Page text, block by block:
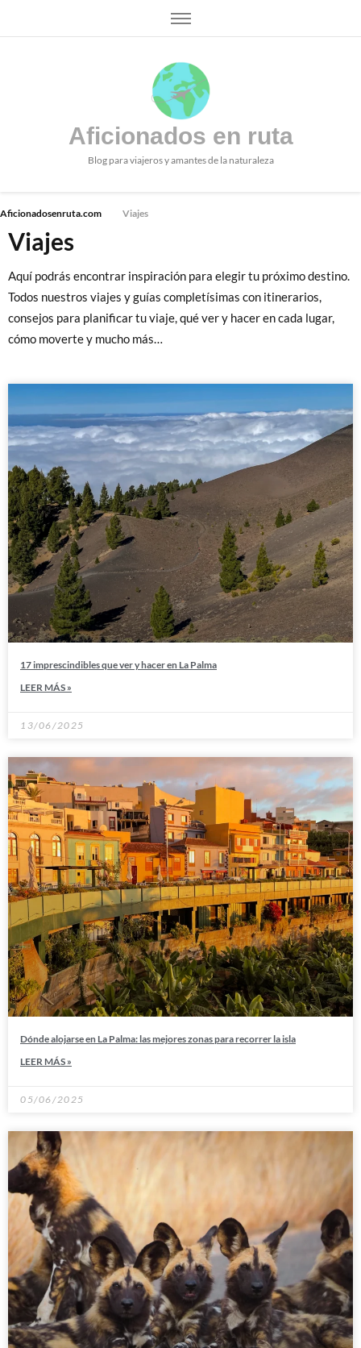
Aficionados en ruta
Blog para viajeros y amantes de la naturaleza
Aficionadosenruta.com Viajes
Viajes
Aquí podrás encontrar inspiración para elegir tu próximo destino.
Todos nuestros viajes y guías completísimas con itinerarios,
consejos para planificar tu viaje, qué ver y hacer en cada lugar,
cómo moverte y mucho más…
17 imprescindibles que ver y hacer en La Palma
LEER MÁS »
13/06/2025
Dónde alojarse en La Palma: las mejores zonas para recorrer la isla
LEER MÁS »
05/06/2025